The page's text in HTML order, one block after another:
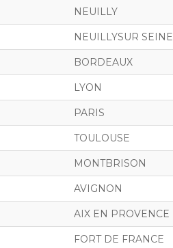
NEUILLY
NEUILLYSUR SEINE
BORDEAUX
LYON
PARIS
TOULOUSE
MONTBRISON
AVIGNON
AIX EN PROVENCE
FORT DE FRANCE